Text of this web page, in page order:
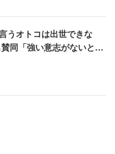
うオトコは出世できな
同「強い意志がないと、